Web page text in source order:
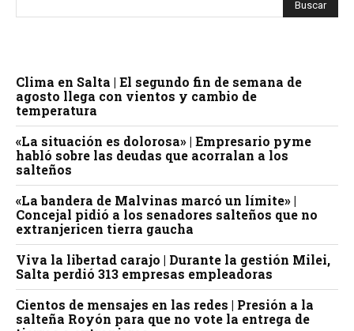
Clima en Salta | El segundo fin de semana de
agosto llega con vientos y cambio de
temperatura
«La situación es dolorosa» | Empresario pyme
habló sobre las deudas que acorralan a los
salteños
«La bandera de Malvinas marcó un límite» |
Concejal pidió a los senadores salteños que no
extranjericen tierra gaucha
Viva la libertad carajo | Durante la gestión Milei,
Salta perdió 313 empresas empleadoras
Cientos de mensajes en las redes | Presión a la
salteña Royón para que no vote la entrega de